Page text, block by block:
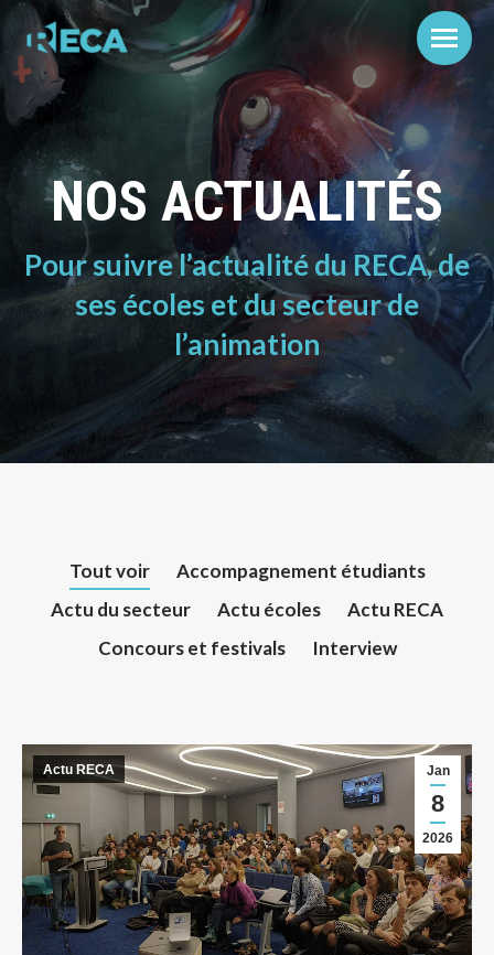
NOS ACTUALITÉS
Pour suivre l’actualité du RECA, de
ses écoles et du secteur de
l’animation
Tout voir
Accompagnement étudiants
Actu du secteur
Actu écoles
Actu RECA
Concours et festivals
Interview
Jan
8
2026
Actu RECA